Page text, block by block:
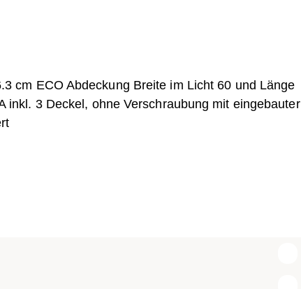
cm ECO Abdeckung Breite im Licht 60 und Länge
inkl. 3 Deckel, ohne Verschraubung mit eingebauter